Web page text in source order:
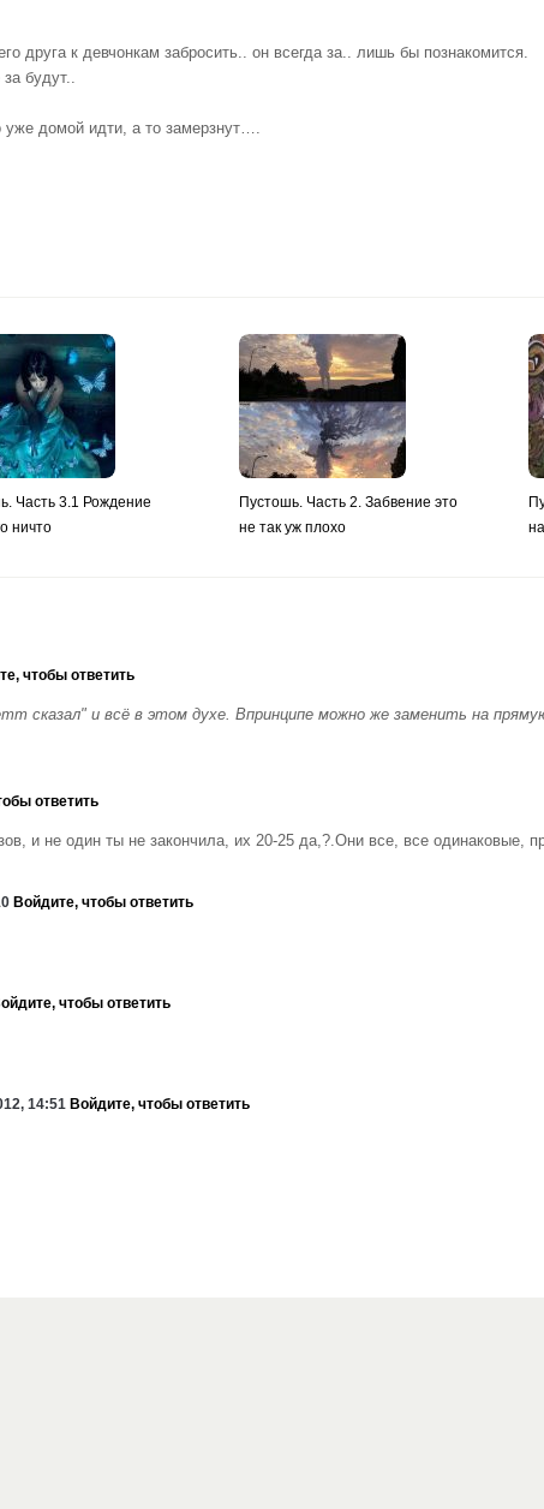
друга к девчонкам забросить.. он всегда за.. лишь бы познакомится.
будут..
домой идти, а то замерзнут….
Часть 3.1 Рождение
ничто
Пустошь. Часть 2. Забвение это
не так уж плохо
чтобы ответить
сказал" и всё в этом духе. Впринципе можно же заменить на
ответить
и не один ты не закончила, их 20-25 да,?.Они все, все одинаковые,
Войдите, чтобы ответить
чтобы ответить
14:51 Войдите, чтобы ответить